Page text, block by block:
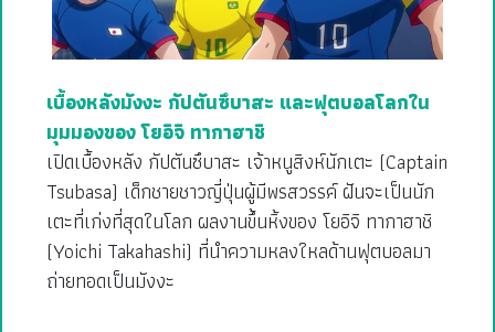
เบื้องหลังมังงะ กัปตันซึบาสะ และฟุตบอลโลกใน
มุมมองของ โยอิจิ ทากาฮาชิ
เปิดเบื้องหลัง กัปตันซึบาสะ เจ้าหนูสิงห์นักเตะ (Captain
Tsubasa) เด็กชายชาวญี่ปุ่นผู้มีพรสวรรค์ ฝันจะเป็นนัก
เตะที่เก่งที่สุดในโลก ผลงานขึ้นหิ้งของ โยอิจิ ทากาฮาชิ
(Yoichi Takahashi) ที่นำความหลงใหลด้านฟุตบอลมา
ถ่ายทอดเป็นมังงะ